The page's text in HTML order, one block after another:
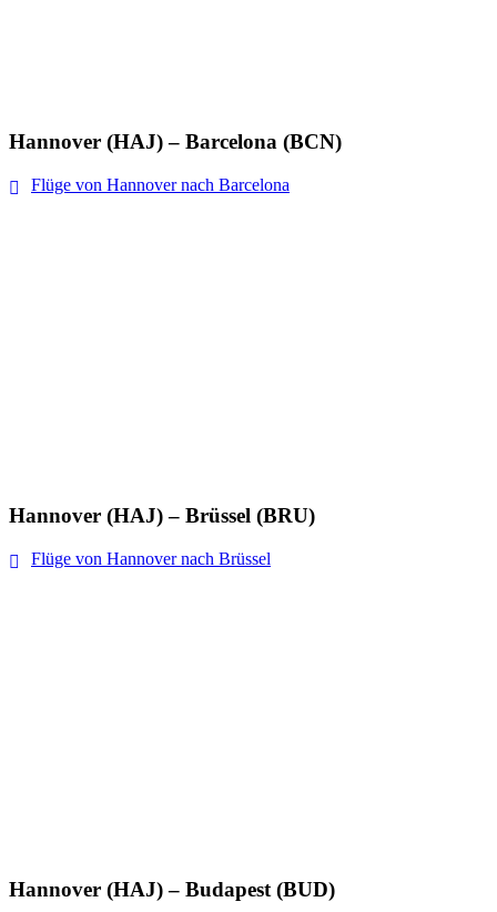
Hannover (HAJ) – Barcelona (BCN)
Flüge von Hannover nach Barcelona
Hannover (HAJ) – Brüssel (BRU)
Flüge von Hannover nach Brüssel
Hannover (HAJ) – Budapest (BUD)